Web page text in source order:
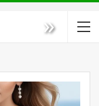
»